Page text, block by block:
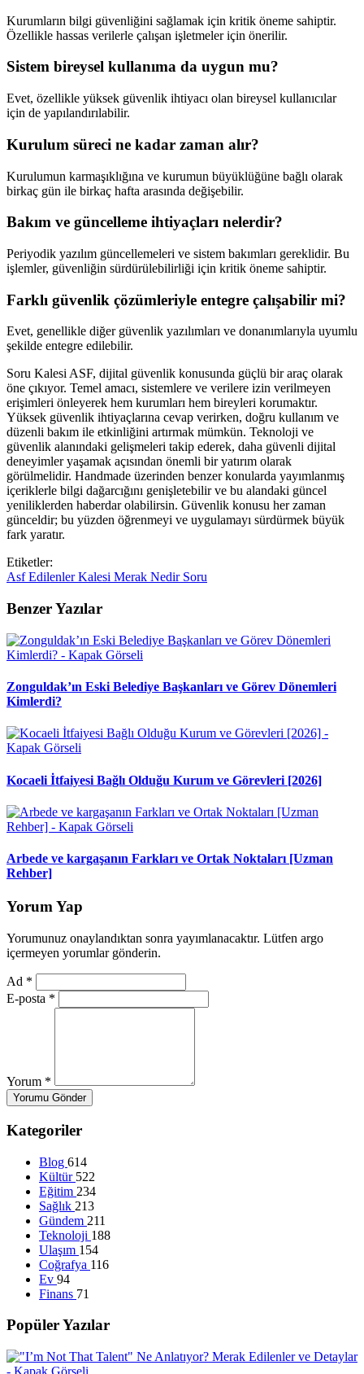
Kurumların bilgi güvenliğini sağlamak için kritik öneme sahiptir.
Özellikle hassas verilerle çalışan işletmeler için önerilir.
Sistem bireysel kullanıma da uygun mu?
Evet, özellikle yüksek güvenlik ihtiyacı olan bireysel kullanıcılar
için de yapılandırılabilir.
Kurulum süreci ne kadar zaman alır?
Kurulumun karmaşıklığına ve kurumun büyüklüğüne bağlı olarak
birkaç gün ile birkaç hafta arasında değişebilir.
Bakım ve güncelleme ihtiyaçları nelerdir?
Periyodik yazılım güncellemeleri ve sistem bakımları gereklidir. Bu
işlemler, güvenliğin sürdürülebilirliği için kritik öneme sahiptir.
Farklı güvenlik çözümleriyle entegre çalışabilir mi?
Evet, genellikle diğer güvenlik yazılımları ve donanımlarıyla uyumlu
şekilde entegre edilebilir.
Soru Kalesi ASF, dijital güvenlik konusunda güçlü bir araç olarak
öne çıkıyor. Temel amacı, sistemlere ve verilere izin verilmeyen
erişimleri önleyerek hem kurumları hem bireyleri korumaktır.
Yüksek güvenlik ihtiyaçlarına cevap verirken, doğru kullanım ve
düzenli bakım ile etkinliğini artırmak mümkün. Teknoloji ve
güvenlik alanındaki gelişmeleri takip ederek, daha güvenli dijital
deneyimler yaşamak açısından önemli bir yatırım olarak
görülmelidir. Handmade üzerinden benzer konularda yayımlanmış
içeriklerle bilgi dağarcığını genişletebilir ve bu alandaki güncel
yeniliklerden haberdar olabilirsin. Güvenlik konusu her zaman
günceldir; bu yüzden öğrenmeyi ve uygulamayı sürdürmek büyük
fark yaratır.
Etiketler:
AsfEdilenlerKalesi Merak Nedir Soru
Benzer Yazılar
Zonguldak’ın Eski Belediye Başkanları ve Görev Dönemleri
Kimlerdi?
Kocaeli İtfaiyesi Bağlı Olduğu Kurum ve Görevleri [2026]
Arbede ve kargaşanın Farkları ve Ortak Noktaları [Uzman
Rehber]
Yorum Yap
Yorumunuz onaylandıktan sonra yayımlanacaktır. Lütfen argo
içermeyen yorumlar gönderin.
Ad *
E-posta *
Yorum *
Yorumu Gönder
Kategoriler
Blog 614
Kültür 522
Eğitim 234
Sağlık 213
Gündem 211
Teknoloji 188
Ulaşım 154
Coğrafya 116
Ev 94
Finans 71
Popüler Yazılar